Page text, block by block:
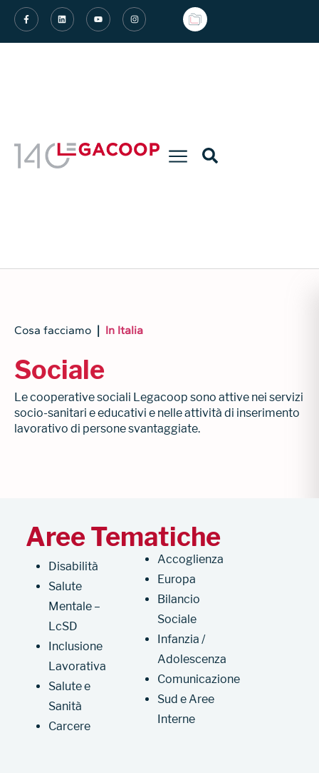
Cosa facciamo | In Italia
Sociale
Le cooperative sociali Legacoop sono attive nei servizi
socio-sanitari e educativi e nelle attività di inserimento
lavorativo di persone svantaggiate.
Aree Tematiche
Disabilità
Salute
Mentale –
LcSD
Inclusione
Lavorativa
Salute e
Sanità
Carcere
Accoglienza
Europa
Bilancio
Sociale
Infanzia /
Adolescenza
Comunicazione
Sud e Aree
Interne